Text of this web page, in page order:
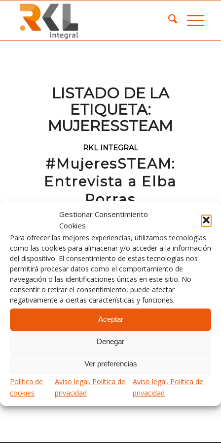
Gestionar Consentimiento
Cookies
Para ofrecer las mejores experiencias, utilizamos tecnologías
como las cookies para almacenar y/o acceder a la información
del dispositivo. El consentimiento de estas tecnologías nos
permitirá procesar datos como el comportamiento de
navegación o las identificaciones únicas en este sitio. No
consentir o retirar el consentimiento, puede afectar
negativamente a ciertas características y funciones.
Aceptar
Denegar
Ver preferencias
Política de
cookies
Aviso legal. Política de
privacidad
Aviso legal. Política de
privacidad
LISTADO DE LA
ETIQUETA:
MUJERESSTEAM
RKL INTEGRAL
#MujeresSTEAM:
Entrevista a Elba
Porras
En el artículo de hoy hemos entrevistado a Elba
Porras, quien nos ha contado su experiencia como
mujer ingeniera y su labor en conjunto con la
Universidad de Deusto y Jesuitas Indautxu en el
proyecto “Inspira STEAM”, que impulsa la ciencia y
la tecnología en las mujeres.
Leer más